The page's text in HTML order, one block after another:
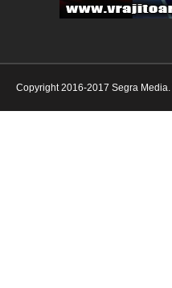
Copyright 2016-2017 Segra